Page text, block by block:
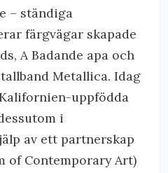
– ständiga
färgvägar skapade
A Badande apa och
Metallica. Idag
uppfödda
i
av ett partnerskap
of Contemporary Art)